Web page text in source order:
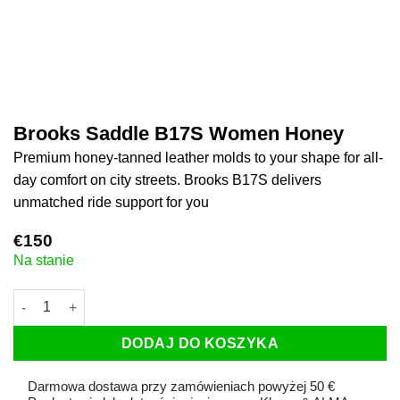
Brooks Saddle B17S Women Honey
Premium honey-tanned leather molds to your shape
for all-day comfort on city streets. Brooks B17S
delivers unmatched ride support for you
€150
Na stanie
ilość Brooks Saddle B17S Women Honey
DODAJ DO KOSZYKA
Darmowa dostawa przy zamówieniach powyżej 50 €